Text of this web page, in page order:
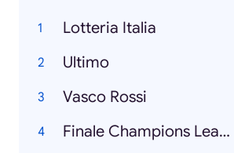
Lotteria Italia
Ultimo
Vasco Rossi
Finale Champions League